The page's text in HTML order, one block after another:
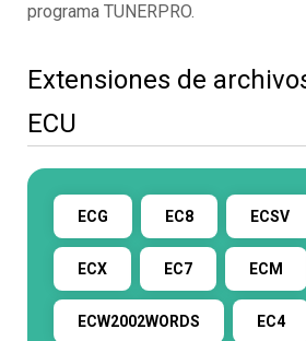
programa TUNERPRO.
Extensiones de
ECU
ECG EC8 ECSV
ECX EC7 ECM
ECW2002WORDS EC4